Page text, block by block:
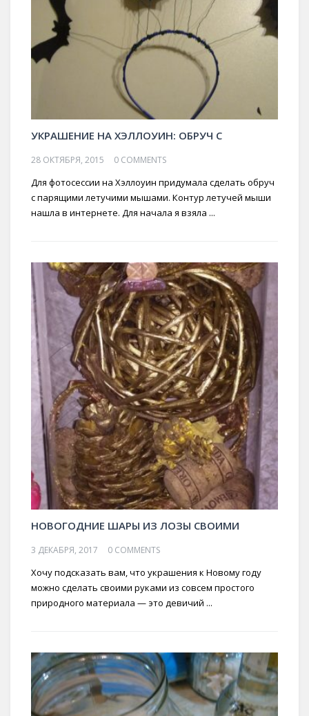
УКРАШЕНИЕ НА ХЭЛЛОУИН: ОБРУЧ С
28 ОКТЯБРЯ, 2015 0 COMMENTS
Для фотосессии на Хэллоуин придумала сделать обруч
с парящими летучими мышами. Контур летучей мыши
нашла в интернете. Для начала я взяла ...
НОВОГОДНИЕ ШАРЫ ИЗ ЛОЗЫ СВОИМИ
3 ДЕКАБРЯ, 2017 0 COMMENTS
Хочу подсказать вам, что украшения к Новому году
можно сделать своими руками из совсем простого
природного материала — это девичий ...